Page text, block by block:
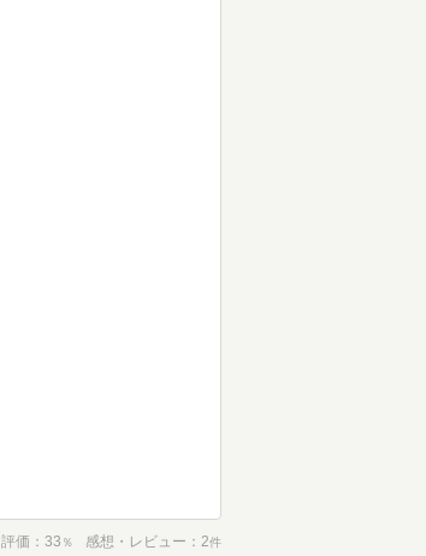
評価 33 ％ 感想・レビュー 2件